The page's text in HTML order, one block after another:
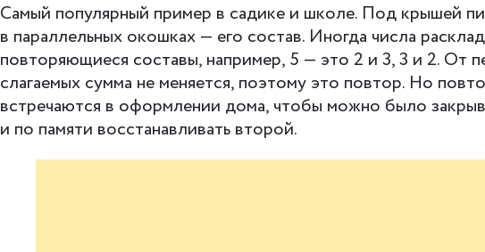
Самый популярный пример в садике и школе. Под крышей
в параллельных окошках — его состав. Иногда числа
повторяющиеся составы, например, 5 — это 2 и 3, 3 и 2. От
слагаемых сумма не меняется, поэтому это повтор. Но
встречаются в оформлении дома, чтобы можно было
и по памяти восстанавливать второй.